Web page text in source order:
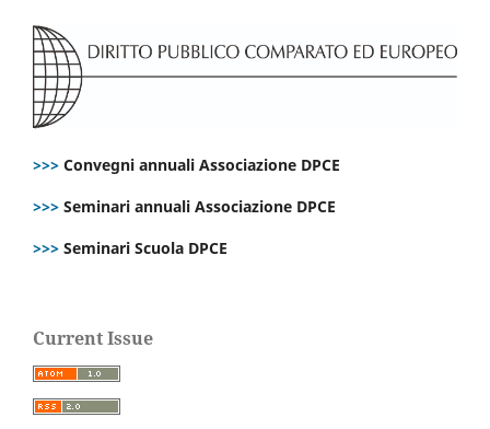
>>> Convegni annuali Associazione DPCE
>>> Seminari annuali Associazione DPCE
>>> Seminari Scuola DPCE
Current Issue